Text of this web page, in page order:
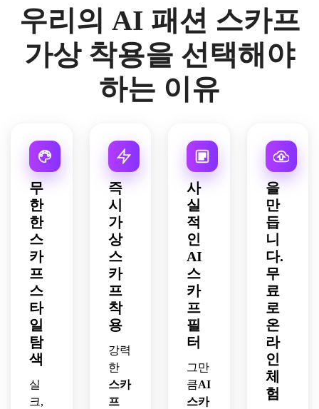
우리의 AI 패션 스카프
가상 착용을 선택해야
하는 이유
무
한
한
스
카
프
스
타
일
탐
색
실
크,
즉
시
가
상
스
카
프
착
용
강력
한
스카
프
사
실
적
인
AI
스
카
프
필
터
그만
큼AI
스카
을
만
듭
니
다.
무
료
로
온
라
인
체
험